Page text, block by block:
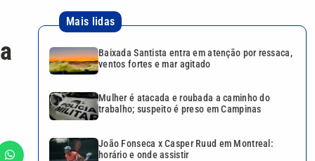
Mais lidas
Baixada Santista entra em atenção por ressaca,
ventos fortes e mar agitado
Mulher é atacada e roubada a caminho do
trabalho; suspeito é preso em Campinas
João Fonseca x Casper Ruud em Montreal:
horário e onde assistir